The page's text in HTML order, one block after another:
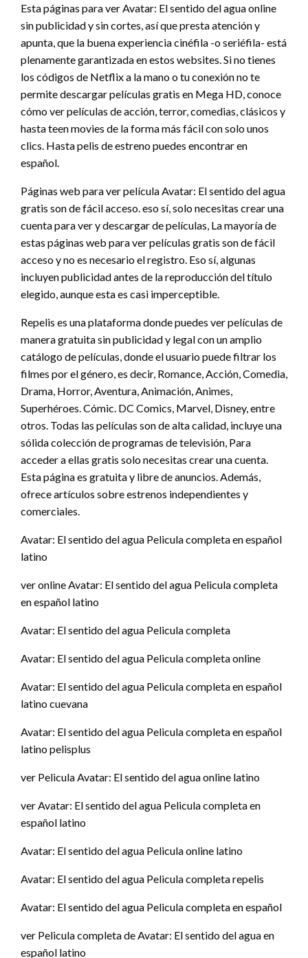
Esta páginas para ver Avatar: El sentido del agua online
sin publicidad y sin cortes, así que presta atención y
apunta, que la buena experiencia cinéfila -o seriéfila- está
plenamente garantizada en estos websites. Si no tienes
los códigos de Netflix a la mano o tu conexión no te
permite descargar películas gratis en Mega HD, conoce
cómo ver películas de acción, terror, comedias, clásicos y
hasta teen movies de la forma más fácil con solo unos
clics. Hasta pelis de estreno puedes encontrar en
español.
Páginas web para ver película Avatar: El sentido del agua
gratis son de fácil acceso. eso sí, solo necesitas crear una
cuenta para ver y descargar de películas, La mayoría de
estas páginas web para ver películas gratis son de fácil
acceso y no es necesario el registro. Eso sí, algunas
incluyen publicidad antes de la reproducción del título
elegido, aunque esta es casi imperceptible.
Repelis es una plataforma donde puedes ver películas de
manera gratuita sin publicidad y legal con un amplio
catálogo de películas, donde el usuario puede filtrar los
filmes por el género, es decir, Romance, Acción, Comedia,
Drama, Horror, Aventura, Animación, Animes,
Superhéroes. Cómic. DC Comics, Marvel, Disney, entre
otros. Todas las películas son de alta calidad, incluye una
sólida colección de programas de televisión, Para
acceder a ellas gratis solo necesitas crear una cuenta.
Esta página es gratuita y libre de anuncios. Además,
ofrece artículos sobre estrenos independientes y
comerciales.
Avatar: El sentido del agua Pelicula completa en español
latino
ver online Avatar: El sentido del agua Pelicula completa
en español latino
Avatar: El sentido del agua Pelicula completa
Avatar: El sentido del agua Pelicula completa online
Avatar: El sentido del agua Pelicula completa en español
latino cuevana
Avatar: El sentido del agua Pelicula completa en español
latino pelisplus
ver Pelicula Avatar: El sentido del agua online latino
ver Avatar: El sentido del agua Pelicula completa en
español latino
Avatar: El sentido del agua Pelicula online latino
Avatar: El sentido del agua Pelicula completa repelis
Avatar: El sentido del agua Pelicula completa en español
ver Pelicula completa de Avatar: El sentido del agua en
español latino